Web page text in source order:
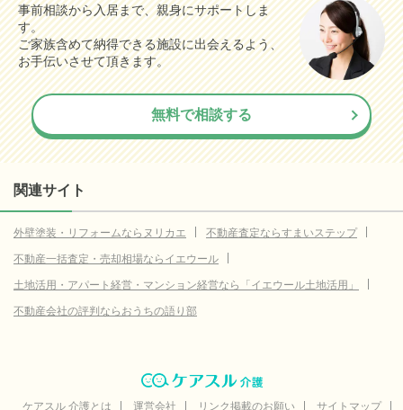
事前相談から入居まで、親身にサポートしま
す。
ご家族含めて納得できる施設に出会えるよう、
お手伝いさせて頂きます。
無料で相談する
関連サイト
外壁塗装・リフォームならヌリカエ
不動産査定ならすまいステップ
不動産一括査定・売却相場ならイエウール
土地活用・アパート経営・マンション経営なら「イエウール土地活用」
不動産会社の評判ならおうちの語り部
ケアスル 介護とは 運営会社 リンク掲載のお願い サイトマップ